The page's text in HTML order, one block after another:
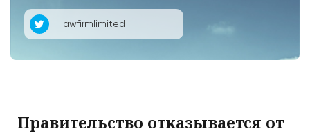
lawfirmlimited
Правительство отказывается от